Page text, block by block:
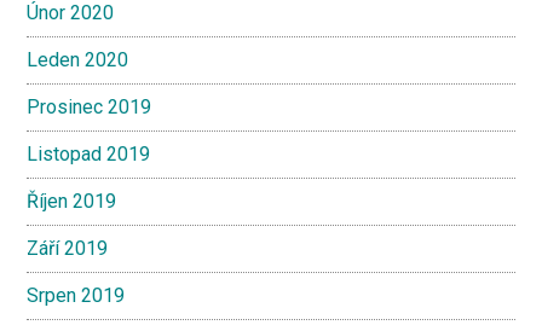
Únor 2020
Leden 2020
Prosinec 2019
Listopad 2019
Říjen 2019
Září 2019
Srpen 2019